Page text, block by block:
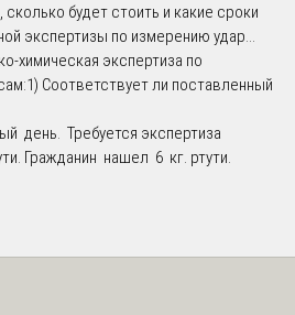
сколько будет стоить и какие сроки
экспертизы по измерению удар...
химическая экспертиза по
Соответствует ли поставленный
день. Требуется экспертиза
Гражданин нашел 6 кг. ртути.